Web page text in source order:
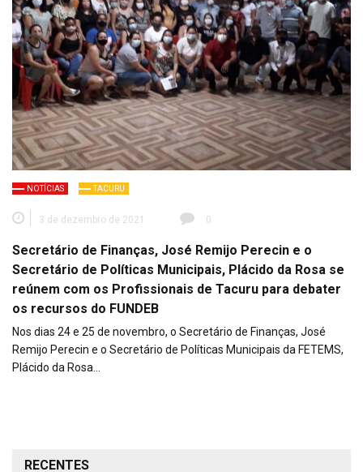
NOTÍCIAS TACURU
3 de dezembro de 2021 0
Secretário de Finanças, José Remijo Perecin e o
Secretário de Políticas Municipais, Plácido da Rosa se
reúnem com os Profissionais de Tacuru para debater
os recursos do FUNDEB
Nos dias 24 e 25 de novembro, o Secretário de Finanças, José
Remijo Perecin e o Secretário de Políticas Municipais da FETEMS,
Plácido da Rosa…
RECENTES